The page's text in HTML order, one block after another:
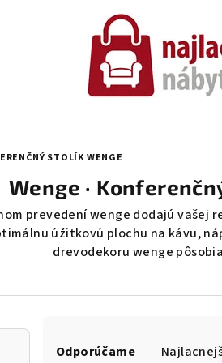
STOLÍK WENGE
Wenge ·
prevedení wenge dodajú
úžitkovú plochu na kávu,
drevodekoru wenge
Odporúčame